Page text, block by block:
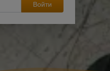
Войти